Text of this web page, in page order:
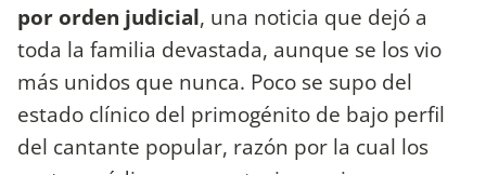
por orden judicial, una noticia que dejó a
toda la familia devastada, aunque se los vio
más unidos que nunca. Poco se supo del
estado clínico del primogénito de bajo perfil
del cantante popular, razón por la cual los